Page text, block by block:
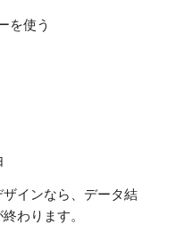
を使う
インなら、データ結
わります。